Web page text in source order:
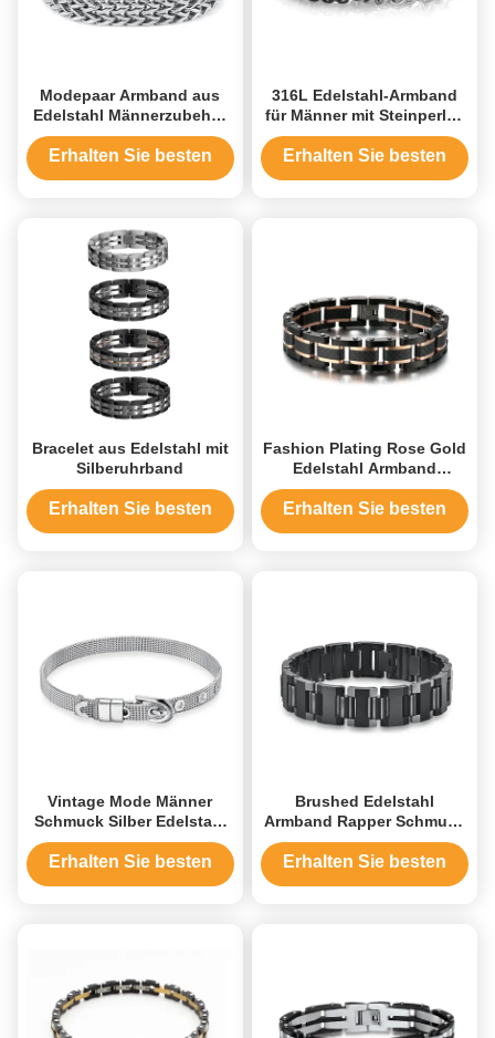
Modepaar Armband aus
Edelstahl Männerzubehör
Kraftvolles Keel Armband
Erhalten Sie besten
316L Edelstahl-Armband
für Männer mit Steinperlen
Metallkugelmuster für
Geschenkschmuck
Erhalten Sie besten
Bracelet aus Edelstahl mit
Silberuhrband
Erhalten Sie besten
Fashion Plating Rose Gold
Edelstahl Armband
Schmuck Uhren Männer
Punk Armbänder
Erhalten Sie besten
Vintage Mode Männer
Schmuck Silber Edelstahl
Armbänder
Erhalten Sie besten
Brushed Edelstahl
Armband Rapper Schmuck
Herren Link Kette Armband
Erhalten Sie besten